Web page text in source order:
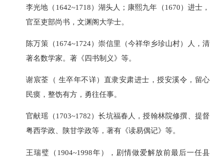
李光地（1642~1718）湖头人；康熙九年（1670）进士，
官至吏部尚书，文渊阁大学士。
陈万策（1674~1724）崇信里（今祥华乡珍山村）人，清
著名数学家。著《四书制义》等。
谢宸荃（ 生卒年不详）直隶安肃进士，授安溪令，留心
民瘼，整饬有方，勇往任事。
官献瑶（1703~1782）长坑福春人，授翰林院修撰、提督
粤西学政、陕甘学政等，著有《读易偶记》等。
王瑞璧（1904~1998年），剧情做爱解放前最后一任县